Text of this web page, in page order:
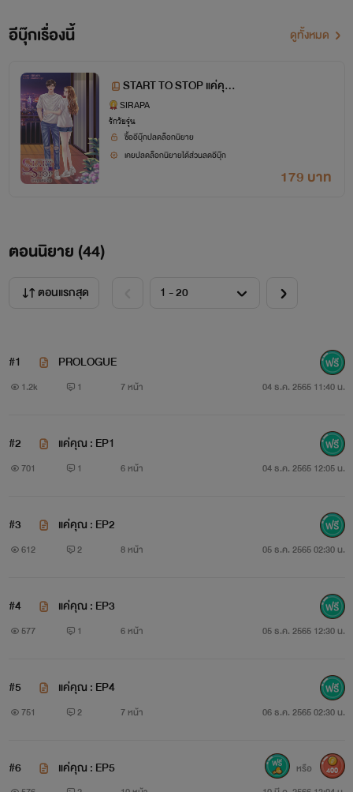
อีบุ๊กเรื่องนี้ ดูทั้งหมด
START TO STOP แค่คุณ
คนเดิม NC18+
SIRAPA
รักวัยรุ่น
ซื้ออีบุ๊กปลดล็อกนิยาย
เคยปลดล็อกนิยายได้ส่วนลดอีบุ๊ก
179 บาท
ตอนนิยาย (44)
ตอนแรกสุด
#1 PROLOGUE
1.2k 1 7 หน้า 04 ธ.ค. 2565 11:40 น.
#2 แค่คุณ : EP1
701 1 6 หน้า 04 ธ.ค. 2565 12:05 น.
#3 แค่คุณ : EP2
612 2 8 หน้า 05 ธ.ค. 2565 02:30 น.
#4 แค่คุณ : EP3
577 1 6 หน้า 05 ธ.ค. 2565 12:30 น.
#5 แค่คุณ : EP4
751 2 7 หน้า 06 ธ.ค. 2565 02:30 น.
#6 แค่คุณ : EP5 หรือ 400